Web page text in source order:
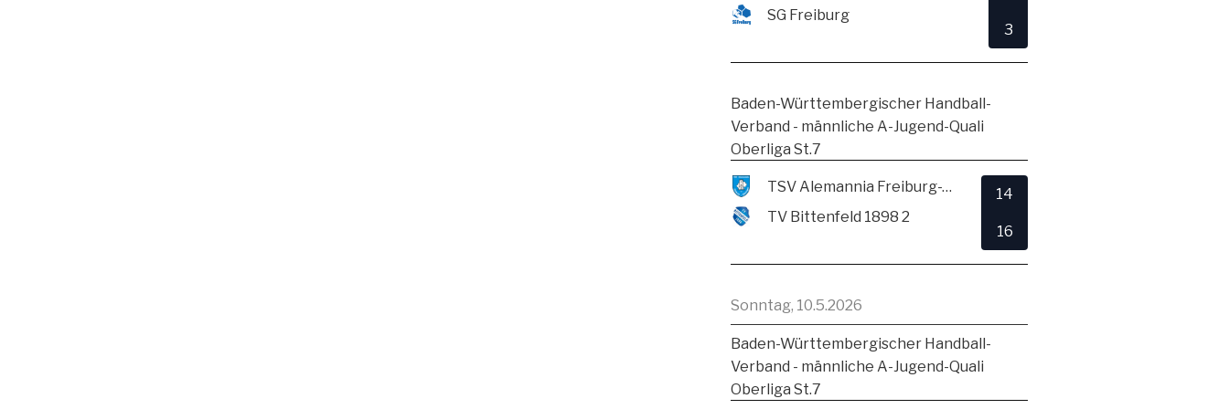
SG Freiburg
3
Baden-Württembergischer Handball-
Verband - männliche A-Jugend-Quali
Oberliga St.7
TSV Alemannia Freiburg-Zähringen
TV Bittenfeld 1898 2
14
16
Sonntag, 10.5.2026
Baden-Württembergischer Handball-
Verband - männliche A-Jugend-Quali
Oberliga St.7